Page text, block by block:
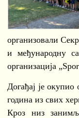
организовали
и међународну
организација
Догађај је
година из свих
Кроз низ